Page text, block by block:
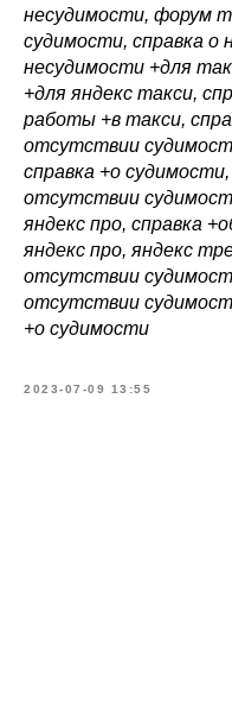
несудимости, форум
судимости, справка о
несудимости +для
+для яндекс такси,
работы +в такси,
отсутствии
справка +о
отсутствии
яндекс про, справка
яндекс про, яндекс
отсутствии
отсутствии
+о судимости
2023-07-09 13:55